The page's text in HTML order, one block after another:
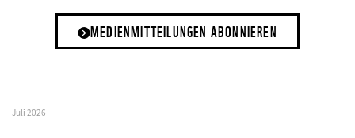
MEDIENMITTEILUNGEN ABONNIEREN
Juli 2026